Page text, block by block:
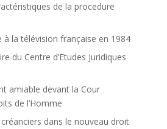
de la procedure
à la télévision française en 1984
du Centre d’Etudes Juridiques
amiable devant la Cour
de l’Homme
créanciers dans le nouveau droit